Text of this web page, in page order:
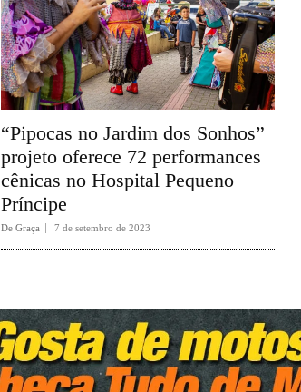
“Pipocas no Jardim dos Sonhos”
projeto oferece 72 performances
cênicas no Hospital Pequeno
Príncipe
De Graça 7 de setembro de 2023